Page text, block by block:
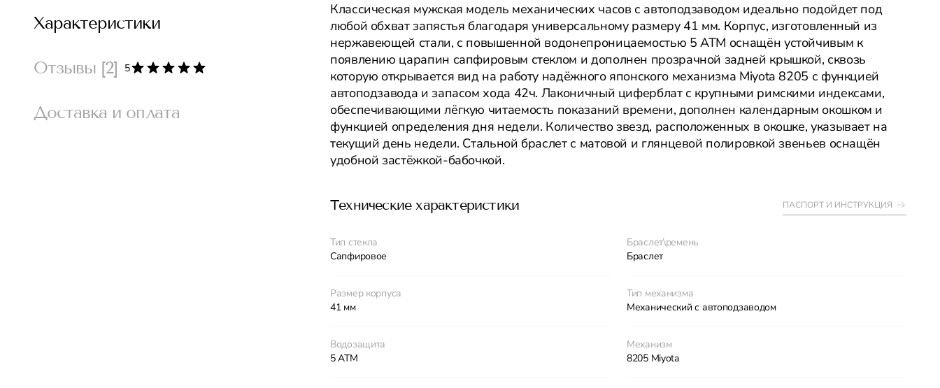
Характеристики
Отзывы [2] 5
Доставка и оплата
Классическая мужская модель механических часов с автоподзаводом идеально подойдет под
любой обхват запястья благодаря универсальному размеру 41 мм. Корпус, изготовленный из
нержавеющей стали, с повышенной водонепроницаемостью 5 АТМ оснащён устойчивым к
появлению царапин сапфировым стеклом и дополнен прозрачной задней крышкой, сквозь
которую открывается вид на работу надёжного японского механизма Miyota 8205 с функцией
автоподзавода и запасом хода 42ч. Лаконичный циферблат с крупными римскими индексами,
обеспечивающими лёгкую читаемость показаний времени, дополнен календарным окошком и
функцией определения дня недели. Количество звезд, расположенных в окошке, указывает на
текущий день недели. Стальной браслет с матовой и глянцевой полировкой звеньев оснащён
удобной застёжкой-бабочкой.
Технические характеристики ПАСПОРТ И ИНСТРУКЦИЯ
Тип стекла
Сапфировое
Браслет\ремень
Браслет
Размер корпуса
41 мм
Тип механизма
Механический с автоподзаводом
Водозащита
5 АТМ
Механизм
8205 Miyota